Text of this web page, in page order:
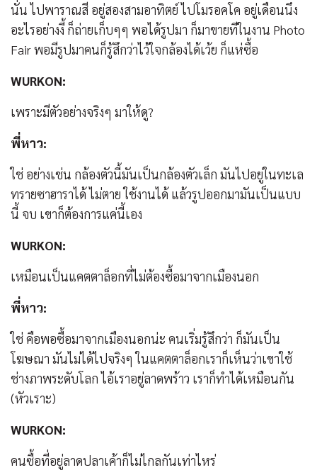
นั่น ไปพาราณสี อยู่สองสามอาทิตย์ ไปโมรอคโค อยู่เดือนนึง
อะไรอย่างงี้ ก็ถ่ายเก็บๆๆ พอได้รูปมา ก็มาขายทีในงาน Photo
Fair พอมีรูปมาคนก็รู้สึกว่าไว้ใจกล้องได้เว้ย ก็แห่ซื้อ
WURKON:
เพราะมีตัวอย่างจริงๆ มาให้ดู?
พี่หาว:
ใช่ อย่างเช่น กล้องตัวนี้มันเป็นกล้องตัวเล็ก มันไปอยู่ในทะเล
ทรายซาฮาราได้ ไม่ตาย ใช้งานได้ แล้วรูปออกมามันเป็นแบบ
นี้ จบ เขาก็ต้องการแค่นี้เอง
WURKON:
เหมือนเป็นแคตตาล็อกที่ไม่ต้องซื้อมาจากเมืองนอก
พี่หาว:
ใช่ คือพอซื้อมาจากเมืองนอกน่ะ คนเริ่มรู้สึกว่า ก็มันเป็น
โฆษณา มันไม่ได้ไปจริงๆ ในแคตตาล็อกเราก็เห็นว่าเขาใช้
ช่างภาพระดับโลก ไอ้เราอยู่ลาดพร้าว เราก็ทำได้เหมือนกัน
(หัวเราะ)
WURKON:
คนซื้อที่อยู่ลาดปลาเค้าก็ไม่ไกลกันเท่าไหร่